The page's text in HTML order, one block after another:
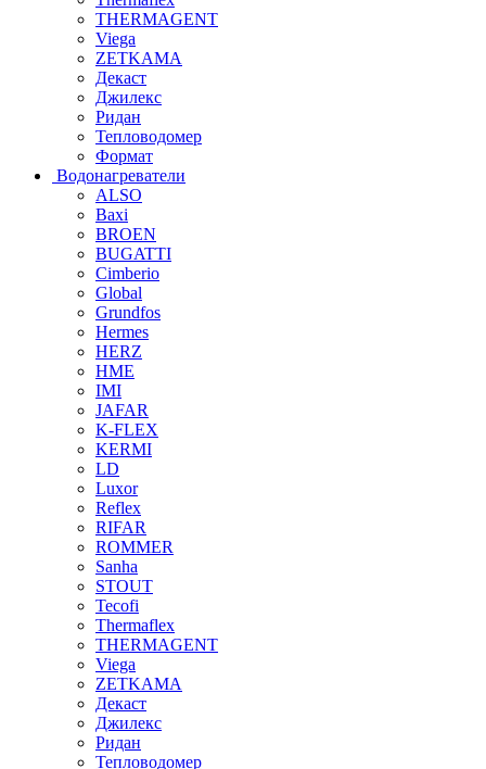
THERMAGENT
Viega
ZETKAMA
Декаст
Джилекс
Ридан
Тепловодомер
Формат
Водонагреватели
ALSO
Baxi
BROEN
BUGATTI
Cimberio
Global
Grundfos
Hermes
HERZ
HME
IMI
JAFAR
K-FLEX
KERMI
LD
Luxor
Reflex
RIFAR
ROMMER
Sanha
STOUT
Tecofi
Thermaflex
THERMAGENT
Viega
ZETKAMA
Декаст
Джилекс
Ридан
Тепловодомер